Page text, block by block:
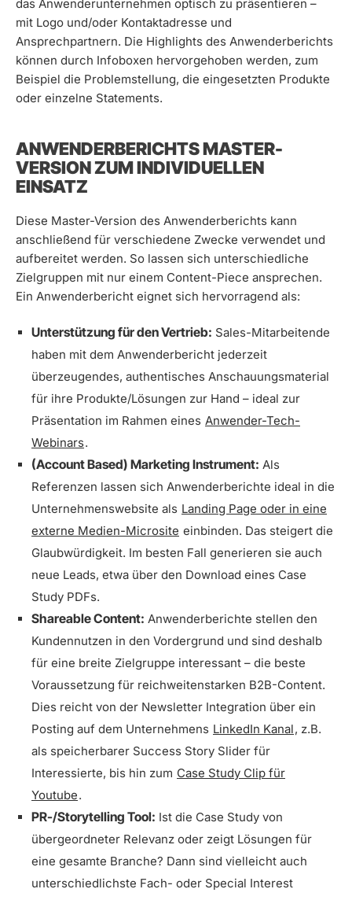
das Anwenderunternehmen optisch zu präsentieren –
mit Logo und/oder Kontaktadresse und
Ansprechpartnern. Die Highlights des Anwenderberichts
können durch Infoboxen hervorgehoben werden, zum
Beispiel die Problemstellung, die eingesetzten Produkte
oder einzelne Statements.
ANWENDERBERICHTS MASTER-
VERSION ZUM INDIVIDUELLEN
EINSATZ
Diese Master-Version des Anwenderberichts kann
anschließend für verschiedene Zwecke verwendet und
aufbereitet werden. So lassen sich unterschiedliche
Zielgruppen mit nur einem Content-Piece ansprechen.
Ein Anwenderbericht eignet sich hervorragend als:
Unterstützung für den Vertrieb: Sales-Mitarbeitende
haben mit dem Anwenderbericht jederzeit
überzeugendes, authentisches Anschauungsmaterial
für ihre Produkte/Lösungen zur Hand – ideal zur
Präsentation im Rahmen eines Anwender-Tech-
Webinars.
(Account Based) Marketing Instrument: Als
Referenzen lassen sich Anwenderberichte ideal in die
Unternehmenswebsite als Landing Page oder in eine
externe Medien-Microsite einbinden. Das steigert die
Glaubwürdigkeit. Im besten Fall generieren sie auch
neue Leads, etwa über den Download eines Case
Study PDFs.
Shareable Content: Anwenderberichte stellen den
Kundennutzen in den Vordergrund und sind deshalb
für eine breite Zielgruppe interessant – die beste
Voraussetzung für reichweitenstarken B2B-Content.
Dies reicht von der Newsletter Integration über ein
Posting auf dem Unternehmens LinkedIn Kanal, z.B.
als speicherbarer Success Story Slider für
Interessierte, bis hin zum Case Study Clip für
Youtube.
PR-/Storytelling Tool: Ist die Case Study von
übergeordneter Relevanz oder zeigt Lösungen für
eine gesamte Branche? Dann sind vielleicht auch
unterschiedlichste Fach- oder Special Interest